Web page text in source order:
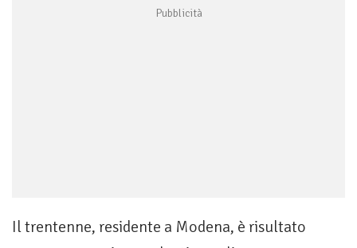
Il trentenne, residente a Modena, è risultato